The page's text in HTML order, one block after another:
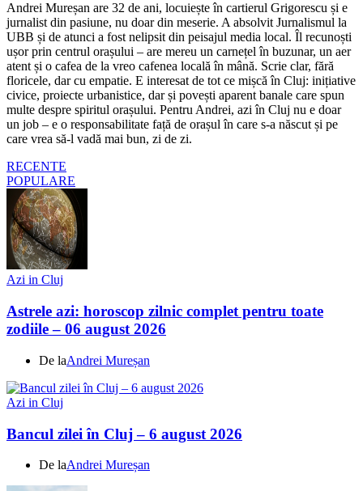
Andrei Mureșan are 32 de ani, locuiește în cartierul Grigorescu și e
jurnalist din pasiune, nu doar din meserie. A absolvit Jurnalismul la
UBB și de atunci a fost nelipsit din peisajul media local. Îl recunoști
ușor prin centrul orașului – are mereu un carnețel în buzunar, un aer
atent și o cafea de la vreo cafenea locală în mână. Scrie clar, fără
floricele, dar cu empatie. E interesat de tot ce mișcă în Cluj: inițiative
civice, proiecte urbanistice, dar și povești aparent banale care spun
multe despre spiritul orașului. Pentru Andrei, azi în Cluj nu e doar
un job – e o responsabilitate față de orașul în care s-a născut și pe
care vrea să-l vadă mai bun, zi de zi.
RECENTE
POPULARE
Azi in Cluj
Astrele azi: horoscop zilnic complet pentru toate
zodiile – 06 august 2026
De laAndrei Mureșan
Azi in Cluj
Bancul zilei în Cluj – 6 august 2026
De laAndrei Mureșan